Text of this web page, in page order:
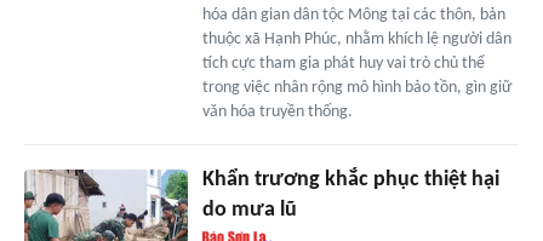
hóa dân gian dân tộc Mông tại các thôn, bản
thuộc xã Hạnh Phúc, nhằm khích lệ người dân
tích cực tham gia phát huy vai trò chủ thể
trong việc nhân rộng mô hình bảo tồn, gìn giữ
văn hóa truyền thống.
Khẩn trương khắc phục thiệt hại
do mưa lũ